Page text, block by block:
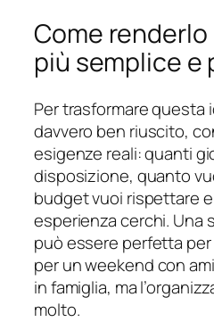
Come
più semplice e
Per trasformare questa
davvero ben riuscito,
esigenze reali: quanti
disposizione, quanto
budget vuoi rispettare
esperienza cerchi. Una
può essere perfetta
per un weekend con
in famiglia, ma
molto.